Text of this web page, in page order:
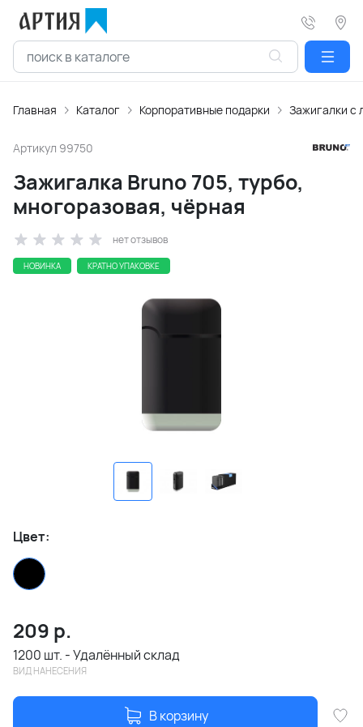
Главная Каталог Корпоративные подарки Зажигалки c
Артикул 99750
Зажигалка Bruno 705, турбо,
многоразовая, чёрная
нет отзывов
НОВИНКА КРАТНО УПАКОВКЕ
Цвет:
209 р.
1200 шт. - Удалённый склад
ВИД НАНЕСЕНИЯ
В корзину